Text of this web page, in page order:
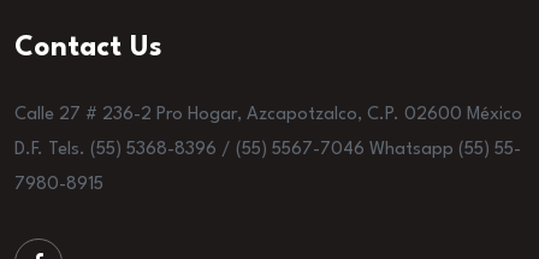
Contact Us
Calle 27 # 236-2 Pro Hogar, Azcapotzalco, C.P. 02600 México
D.F. Tels. (55) 5368-8396 / (55) 5567-7046 Whatsapp (55) 55-
7980-8915